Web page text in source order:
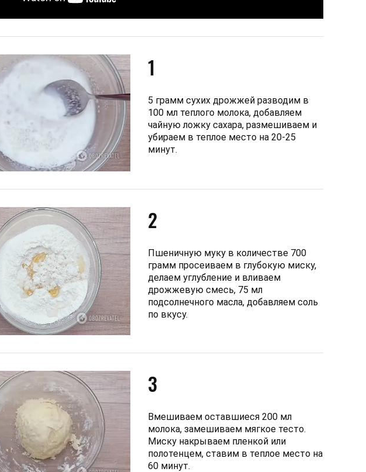
1
5 грамм сухих дрожжей разводим в
100 мл теплого молока, добавляем
чайную ложку сахара, размешиваем и
убираем в теплое место на 20-25
минут.
2
Пшеничную муку в количестве 700
грамм просеиваем в глубокую миску,
делаем углубление и вливаем
дрожжевую смесь, 75 мл
подсолнечного масла, добавляем соль
по вкусу.
3
Вмешиваем оставшиеся 200 мл
молока, замешиваем мягкое тесто.
Миску накрываем пленкой или
полотенцем, ставим в теплое место на
60 минут.